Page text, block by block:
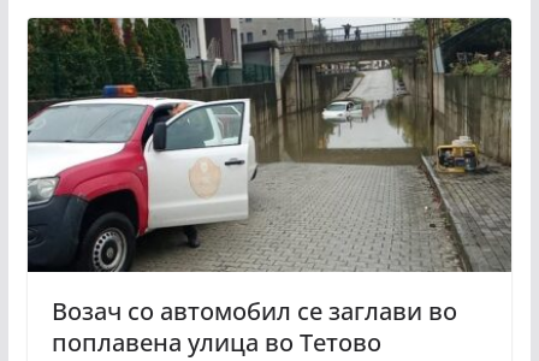
Возач со автомобил се заглави во
поплавена улица во Тетово